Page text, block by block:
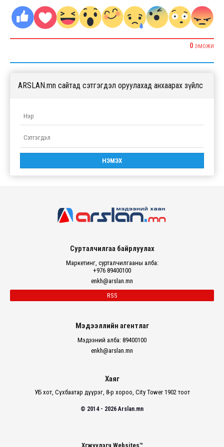
0 ЭМОЖИ
ARSLAN.mn сайтад сэтгэгдэл оруулахад анхаарах зүйлс
Сурталчилгаа байрлуулах
Маркетинг, сурталчилгааны алба:
+976 89400100
enkh@arslan.mn
RSS
Мэдээллийн агентлаг
Мэдээний алба: 89400100
enkh@arslan.mn
Хаяг
УБ хот, Сүхбаатар дүүрэг, 8-р хороо, City Tower 1902 тоот
© 2014 - 2026 Arslan.mn
Хөгжүүлэгч Websites™